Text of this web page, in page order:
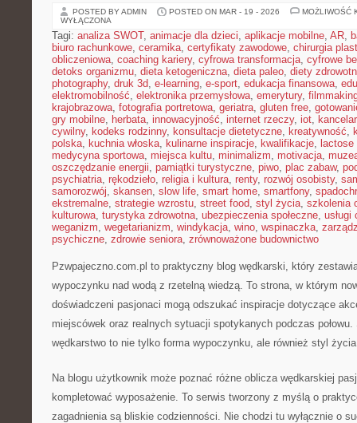
POSTED BY ADMIN POSTED ON MAR - 19 - 2026
MOŻLIWOŚĆ
WYŁĄCZONA
Tagi: analiza SWOT, animacje dla dzieci, aplikacje mobilne, AR,
biuro rachunkowe, ceramika, certyfikaty zawodowe, chirurgia
obliczeniowa, coaching kariery, cyfrowa transformacja, cyfrowe
detoks organizmu, dieta ketogeniczna, dieta paleo, diety
photography, druk 3d, e-learning, e-sport, edukacja finansowa,
elektromobilność, elektronika przemysłowa, emerytury,
krajobrazowa, fotografia portretowa, geriatra, gluten free,
gry mobilne, herbata, innowacyjność, internet rzeczy, iot,
cywilny, kodeks rodzinny, konsultacje dietetyczne, kreatywność,
polska, kuchnia włoska, kulinarne inspiracje, kwalifikacje, lactose
medycyna sportowa, miejsca kultu, minimalizm, motivacja,
oszczędzanie energii, pamiątki turystyczne, piwo, plac zabaw,
psychiatria, rękodzieło, religia i kultura, renty, rozwój osobisty,
samorozwój, skansen, slow life, smart home, smartfony,
ekstremalne, strategie wzrostu, street food, styl życia, szkolenia
kulturowa, turystyka zdrowotna, ubezpieczenia społeczne, usługi
weganizm, wegetarianizm, windykacja, wino, wspinaczka,
psychiczne, zdrowie seniora, zrównoważone budownictwo
Pzwpajeczno.com.pl to praktyczny blog wędkarski, który
wypoczynku nad wodą z rzetelną wiedzą. To strona, w którym
doświadczeni pasjonaci mogą odszukać inspiracje dotyczące
miejscówek oraz realnych sytuacji spotykanych podczas
wędkarstwo to nie tylko forma wypoczynku, ale również styl
Na blogu użytkownik może poznać różne oblicza wędkarskiej
kompletować wyposażenie. To serwis tworzony z myślą o
zagadnienia są bliskie codzienności. Nie chodzi tu wyłącznie o